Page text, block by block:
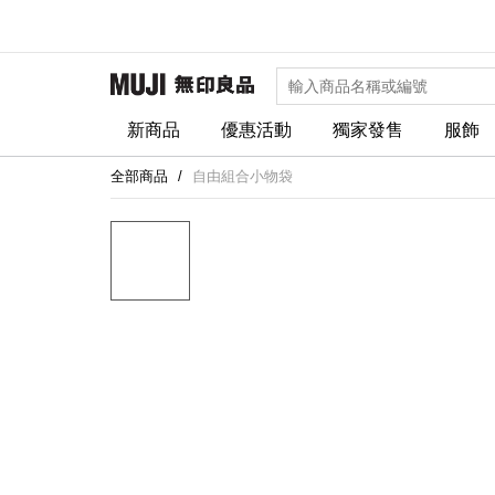
新商品 優惠活動 獨家發售 服飾
全部商品 自由組合小物袋